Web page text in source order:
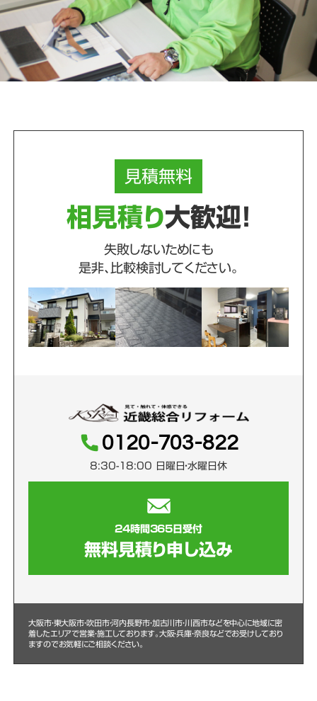
見積無料
相見積り大歓迎！
失敗しないためにも
是非、比較検討してください。
0120-703-822
8:30-18:00 日曜日・水曜日休
24時間365日受付
無料見積り申し込み
大阪市・東大阪市・吹田市・河内長野市・加古川市・川西市などを中心に地域に密
着したエリアで営業・施工しております。大阪・兵庫・奈良などでお受けしており
ますのでお気軽にご相談ください。